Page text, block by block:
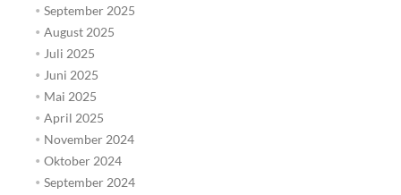
September 2025
August 2025
Juli 2025
Juni 2025
Mai 2025
April 2025
November 2024
Oktober 2024
September 2024